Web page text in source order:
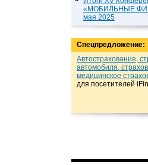
«МОБИЛЬНЫЕ
мая 2025
Спецпредложение:
Автострахование,
автомобиля,
медицинское
для посетителей